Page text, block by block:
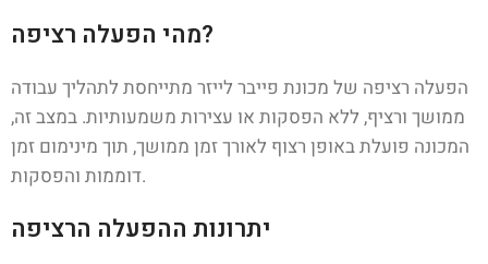
מהי הפעלה רציפה?
הפעלה רציפה של מכונת פייבר לייזר מתייחסת לתהליך עבודה
ממושך ורציף, ללא הפסקות או עצירות משמעותיות. במצב זה,
המכונה פועלת באופן רצוף לאורך זמן ממושך, תוך מינימום זמן
דוממות והפסקות.
יתרונות ההפעלה הרציפה